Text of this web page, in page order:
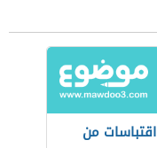
اقتباسات من